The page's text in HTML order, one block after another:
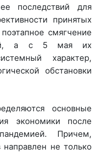
последствий для
принятых
смягчение
а с 5 мая их
характер,
обстановки
основные
экономики после
Причем,
направлен не только